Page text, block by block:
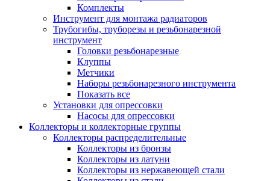
Комплекты
Инструмент для монтажа радиаторов
Трубогибы, труборезы и резьбонарезной
инструмент
Головки резьбонарезные
Клуппы
Метчики
Наборы резьбонарезного инструмента
Показать все
Установки для опрессовки
Насосы для опрессовки
Коллекторы и коллекторные группы
Коллекторы распределительные
Коллекторы из бронзы
Коллекторы из латуни
Коллекторы из нержавеющей стали